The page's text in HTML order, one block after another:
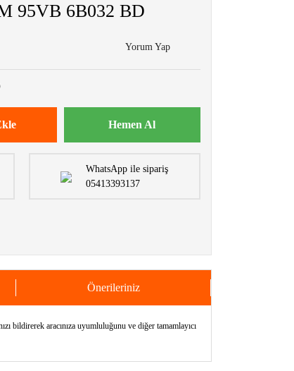
95VB 6B032 BD
Yorum Yap
Hemen Al
WhatsApp ile sipariş
05413393137
Önerileriniz
aracınıza uyumluluğunu ve diğer tamamlayıcı